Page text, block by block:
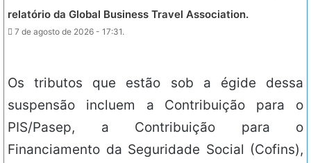
relatório da Global Business Travel Association.
7 de agosto de 2026 - 17:31.
Os tributos que estão sob a égide dessa
suspensão incluem a Contribuição para o
PIS/Pasep, a Contribuição para o
Financiamento da Seguridade Social (Cofins),